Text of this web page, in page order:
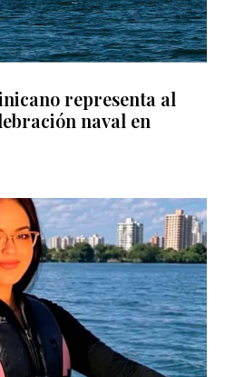
representa al
naval en